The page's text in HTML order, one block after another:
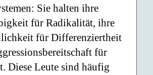
Sie halten ihre
für Radikalität, ihre
für Differenziertheit
für
Diese Leute sind häufig